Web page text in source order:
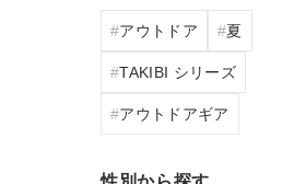
アウトドア 夏
TAKIBI シリーズ
アウトドアギア